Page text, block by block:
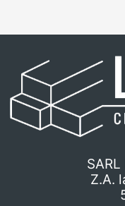
SARL
Z.A.